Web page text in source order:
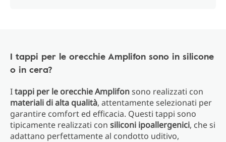
I tappi per le orecchie Amplifon sono in silicone
o in cera?
Itappi per le orecchie Amplifonsono realizzati con
materiali di alta qualità, attentamente selezionati per
garantire comfort ed efficacia. Questi tappi sono
tipicamente realizzati con siliconi ipoallergenici, che si
adattano perfettamente al condotto uditivo,